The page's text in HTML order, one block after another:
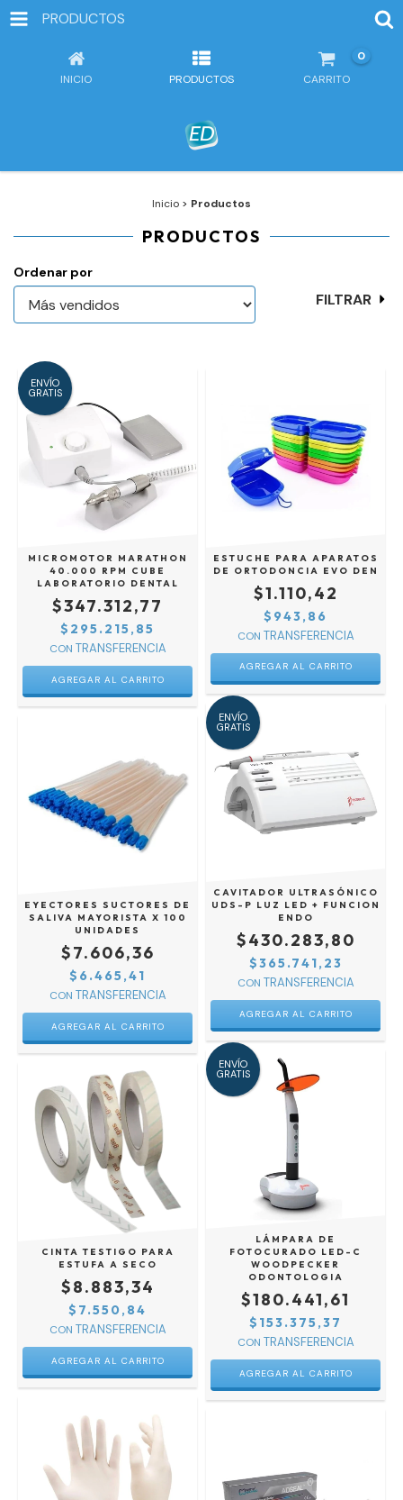
PRODUCTOS
INICIO PRODUCTOS CARRITO
0
Inicio > Productos
PRODUCTOS
Ordenar por
FILTRAR
ENVÍO
GRATIS
MICROMOTOR MARATHON
40.000 RPM CUBE
LABORATORIO DENTAL
$347.312,77
$295.215,85
CON
ESTUCHE PARA APARATOS
DE ORTODONCIA EVO DEN
$1.110,42
$943,86
CON
AGREGAR AL CARRITO
EYECTORES SUCTORES DE
SALIVA MAYORISTA X 100
UNIDADES
$7.606,36
$6.465,41
CON
ENVÍO
GRATIS
CAVITADOR ULTRASÓNICO
UDS-P LUZ LED + FUNCION
ENDO
$430.283,80
$365.741,23
CON
CINTA TESTIGO PARA
ESTUFA A SECO
$8.883,34
$7.550,84
CON
ENVÍO
GRATIS
LÁMPARA DE
FOTOCURADO LED-C
WOODPECKER
ODONTOLOGIA
$180.441,61
$153.375,37
CON